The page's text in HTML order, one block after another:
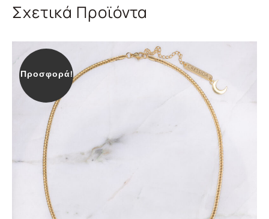
Σχετικά Προϊόντα
Προσφορά!